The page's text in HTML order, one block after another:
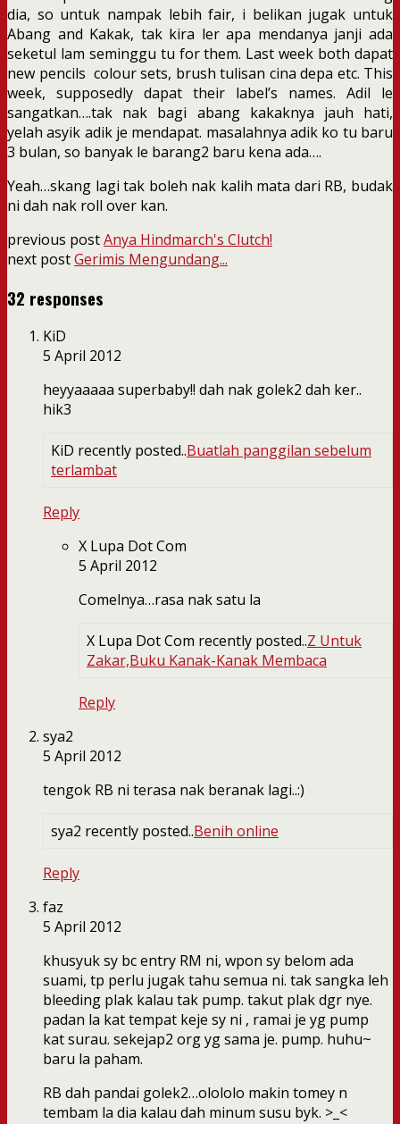
dia, so untuk nampak lebih fair, i belikan jugak untuk
Abang and Kakak, tak kira ler apa mendanya janji ada
seketul lam seminggu tu for them. Last week both dapat
new pencils colour sets, brush tulisan cina depa etc. This
week, supposedly dapat their label’s names. Adil le
sangatkan….tak nak bagi abang kakaknya jauh hati,
yelah asyik adik je mendapat. masalahnya adik ko tu baru
3 bulan, so banyak le barang2 baru kena ada….
Yeah…skang lagi tak boleh nak kalih mata dari RB, budak
ni dah nak roll over kan.
previous postAnya Hindmarch's Clutch!
next postGerimis Mengundang...
32 responses
KiD
5 April 2012
heyyaaaaa superbaby!! dah nak golek2 dah ker..
hik3
KiD recently posted..Buatlah panggilan sebelum
terlambat
Reply
X Lupa Dot Com
5 April 2012
Comelnya…rasa nak satu la
X Lupa Dot Com recently posted..Z Untuk
Zakar,Buku Kanak-Kanak Membaca
Reply
sya2
5 April 2012
tengok RB ni terasa nak beranak lagi..:)
sya2 recently posted..Benih online
Reply
faz
5 April 2012
khusyuk sy bc entry RM ni, wpon sy belom ada
suami, tp perlu jugak tahu semua ni. tak sangka leh
bleeding plak kalau tak pump. takut plak dgr nye.
padan la kat tempat keje sy ni , ramai je yg pump
kat surau. sekejap2 org yg sama je. pump. huhu~
baru la paham.
RB dah pandai golek2…olololo makin tomey n
tembam la dia kalau dah minum susu byk. >_<